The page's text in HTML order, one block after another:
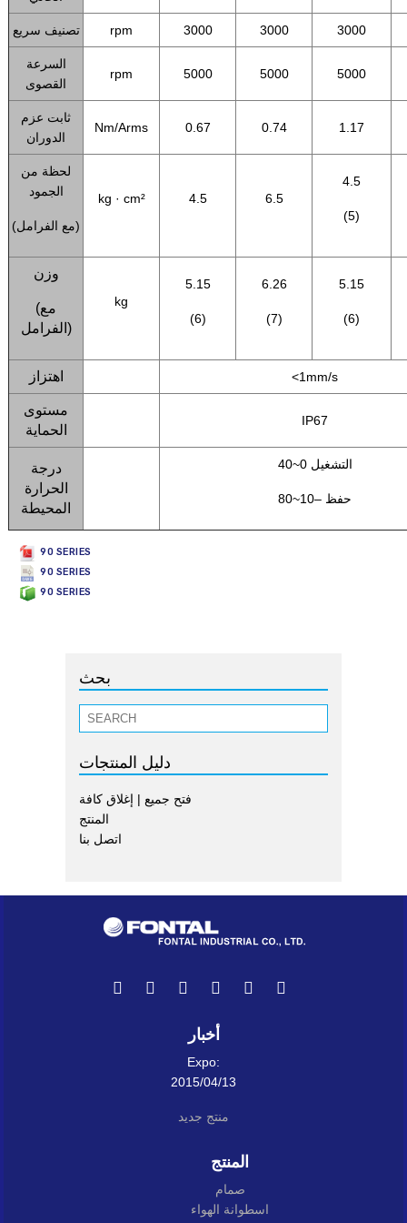
تصنيف سريع rpm 3000 3000 3000
السرعة
القصوى
rpm 5000 5000 5000
ثابت عزم
الدوران
Nm/Arms 0.67 0.74 1.17
لحظة من
الجمود
(مع الفرامل)
kg · cm² 4.5 6.5
4.5
(5)
وزن
(مع
الفرامل)
kg
5.15
(6)
6.26
(7)
5.15
(6)
اهتزاز <1mm/s
مستوى
الحماية
IP67
درجة
الحرارة
المحيطة
التشغيل 0~40
حفظ –10~80
90 SERIES
90 SERIES
90 SERIES
بحث
دليل المنتجات
فتح جميع | إغلاق كافة
المنتج
اتصل بنا
أخبار
Expo:
2015/04/13
منتج جديد
المنتج
صمام
اسطوانة الهواء